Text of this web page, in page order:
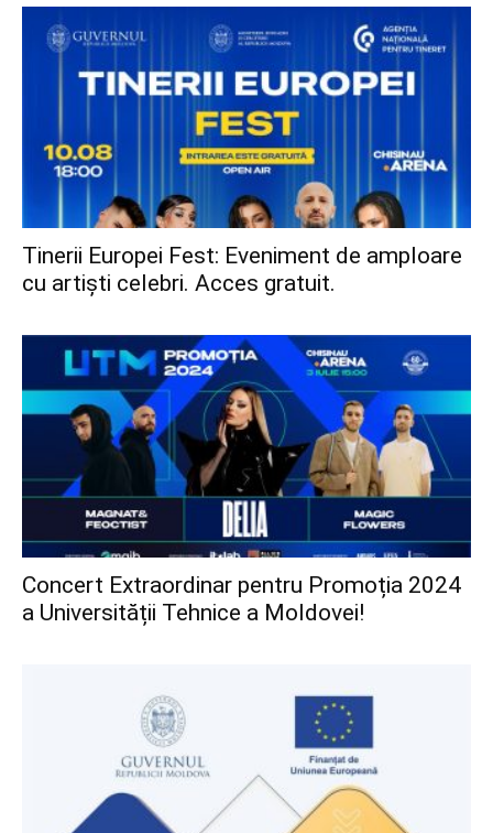
Tinerii Europei Fest: Eveniment de amploare
cu artiști celebri. Acces gratuit.
Concert Extraordinar pentru Promoția 2024
a Universității Tehnice a Moldovei!